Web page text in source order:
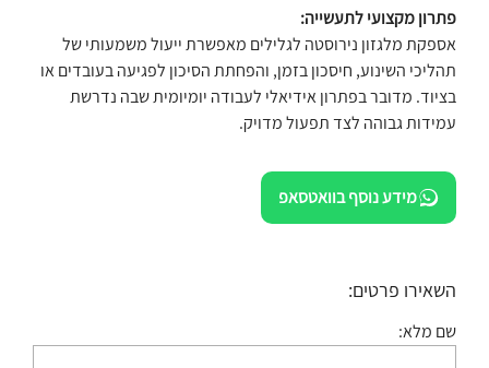
פתרון מקצועי לתעשייה:
אספקת מלגזון נירוסטה לגלילים מאפשרת ייעול משמעותי של
תהליכי השינוע, חיסכון בזמן, והפחתת הסיכון לפגיעה בעובדים או
בציוד. מדובר בפתרון אידיאלי לעבודה יומיומית שבה נדרשת
עמידות גבוהה לצד תפעול מדויק.
מידע נוסף בוואטסאפ
השאירו פרטים:
שם מלא: